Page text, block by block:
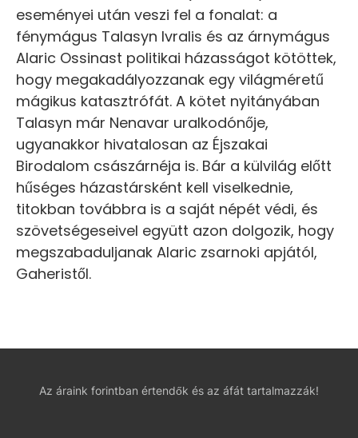
eseményei után veszi fel a fonalat: a
fénymágus Talasyn Ivralis és az árnymágus
Alaric Ossinast politikai házasságot kötöttek,
hogy megakadályozzanak egy világméretű
mágikus katasztrófát. A kötet nyitányában
Talasyn már Nenavar uralkodónője,
ugyanakkor hivatalosan az Éjszakai
Birodalom császárnéja is. Bár a külvilág előtt
hűséges házastársként kell viselkednie,
titokban továbbra is a saját népét védi, és
szövetségeseivel együtt azon dolgozik, hogy
megszabaduljanak Alaric zsarnoki apjától,
Gaheristől.
Az áraink forintban értendők és az áfát tartalmazzák!